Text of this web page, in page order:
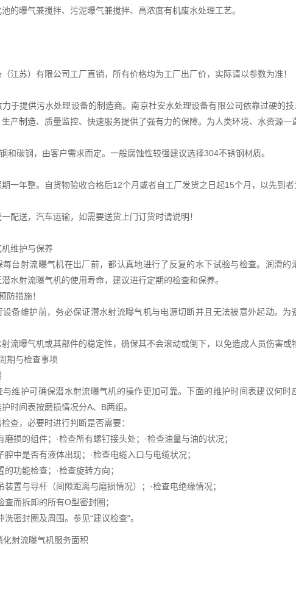
的曝气兼搅拌、污泥曝气兼搅拌、高浓度有机废水处理工艺。
江苏）有限公司工厂直销，所有价格均为工厂出厂价，实际请以参数为准！
于提供污水处理设备的制造商。南京杜安水处理设备有限公司依靠过硬的
生产制造、质量监控、快速服务提供了强有力的保障。为人类环境、水资源
和碳钢，由客户需求而定。一般腐蚀性较强建议选择304不锈钢材质。
一年整。自货物验收合格后12个月或者自工厂发货之日起15个月，以先到者
配送，汽车运输，如需要送货上门订货时请说明！
维护与保养
每台射流曝气机在出厂前，都认真地进行了反复的水下试验与检查。润滑
水射流曝气机的使用寿命，建议进行定期的检查和保养。
措施！
维护前，务必保证潜水射流曝气机与电源切断并且无法被意外起动。为
曝气机或其部件的稳定性，确保其不会滚动或倒下，以免造成人员伤害或
与检查事项
护可确保潜水射流曝气机的操作更加可靠。下面的维护时间表建议何时
护时间表按磨损情况分A、B两组。
查，必要时进行判断是否需要：
损的组件；·检查所有螺钉接头处；·检查油量与油的状况；
中是否有液体出现；·检查电缆入口与电缆状况；
功能检查；·检查旋转方向；
置与导杆（间隙距离与磨损情况）；·检查电绝缘情况；
而拆卸的所有O型密封圈；
密封圈及周围。参见“建议检查"。